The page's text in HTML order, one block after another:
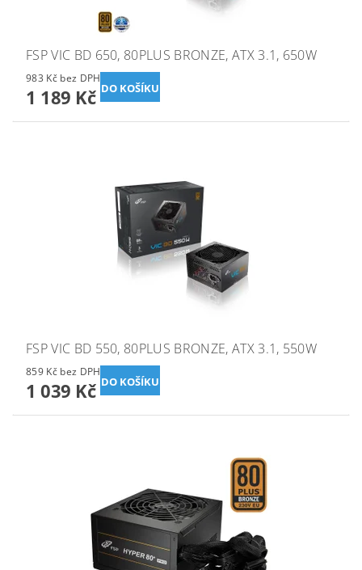
FSP VIC BD 650, 80PLUS BRONZE, ATX 3.1, 650W
983 Kč bez DPH
1 189 Kč
FSP VIC BD 550, 80PLUS BRONZE, ATX 3.1, 550W
859 Kč bez DPH
1 039 Kč